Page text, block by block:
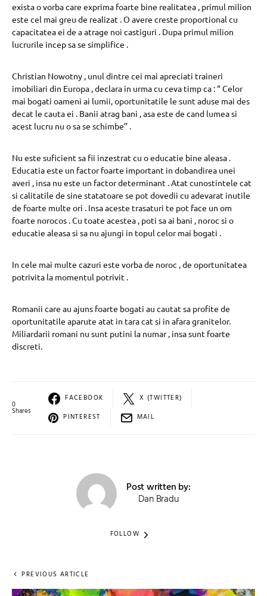
exista o vorba care exprima foarte bine realitatea , primul milion
este cel mai greu de realizat . O avere creste proportional cu
capacitatea ei de a atrage noi castiguri . Dupa primul milion
lucrurile incep sa se simplifice .
Christian Nowotny , unul dintre cei mai apreciati traineri
imobiliari din Europa , declara in urma cu ceva timp ca : “ Celor
mai bogati oameni ai lumii, oportunitatile le sunt aduse mai des
decat le cauta ei . Banii atrag bani , asa este de cand lumea si
acest lucru nu o sa se schimbe’’ .
Nu este suficient sa fii inzestrat cu o educatie bine aleasa .
Educatia este un factor foarte important in dobandirea unei
averi , insa nu este un factor determinant . Atat cunostintele cat
si calitatile de sine statatoare se pot dovedii cu adevarat inutile
de foarte multe ori . Insa aceste trasaturi te pot face un om
foarte norocos . Cu toate acestea , poti sa ai bani , noroc si o
educatie aleasa si sa nu ajungi in topul celor mai bogati .
In cele mai multe cazuri este vorba de noroc , de oportunitatea
potrivita la momentul potrivit .
Romanii care au ajuns foarte bogati au cautat sa profite de
oportunitatile aparute atat in tara cat si in afara granitelor.
Miliardarii romani nu sunt putini la numar , insa sunt foarte
discreti.
0
Shares
FACEBOOK
X (TWITTER)
PINTEREST
MAIL
Post written by:
Dan Bradu
FOLLOW
PREVIOUS ARTICLE